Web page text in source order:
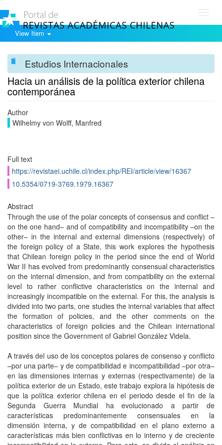
View Item
Estudios Internacionales
Hacia un análisis de la política exterior chilena
contemporánea
Author
Wilhelmy von Wolff, Manfred
Full text
https://revistaei.uchile.cl/index.php/REI/article/view/16367
10.5354/0719-3769.1979.16367
Abstract
Through the use of the polar concepts of consensus and conflict –
on the one hand– and of compatibility and incompatibility –on the
other– in the internal and external dimensions (respectively) of
the foreign policy of a State, this work explores the hypothesis
that Chilean foreign policy in the period since the end of World
War II has evolved from predominantly consensual characteristics
on the internal dimension, and from compatibility on the external
level to rather conflictive characteristics on the internal and
increasingly incompatible on the external. For this, the analysis is
divided into two parts, one studies the internal variables that affect
the formation of policies, and the other comments on the
characteristics of foreign policies and the Chilean international
position since the Government of Gabriel González Videla.
A través del uso de los conceptos polares de consenso y conflicto
–por una parte– y de compatibilidad e incompatibilidad –por otra–
en las dimensiones internas y externas (respectivamente) de la
política exterior de un Estado, este trabajo explora la hipótesis de
que la política exterior chilena en el periodo desde el fin de la
Segunda Guerra Mundial ha evolucionado a partir de
características predominantemente consensuales en la
dimensión interna, y de compatibilidad en el plano externo a
características más bien conflictivas en lo interno y de creciente